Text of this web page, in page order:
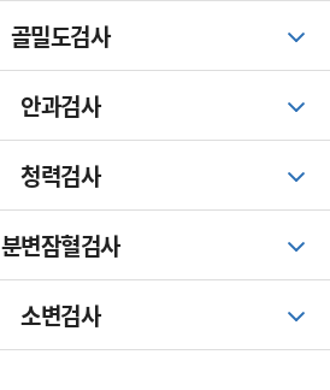
골밀도검사
안과검사
청력검사
분변잠혈검사
소변검사